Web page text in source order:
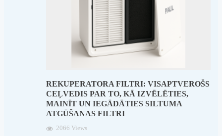
REKUPERATORA FILTRI: VISAPTVEROŠS
CEĻVEDIS PAR TO, KĀ IZVĒLĒTIES,
MAINĪT UN IEGĀDĀTIES SILTUMA
ATGŪŠANAS FILTRI
2066 Views